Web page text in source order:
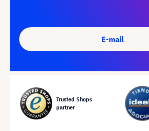
E-mail
Trusted Shops
partner